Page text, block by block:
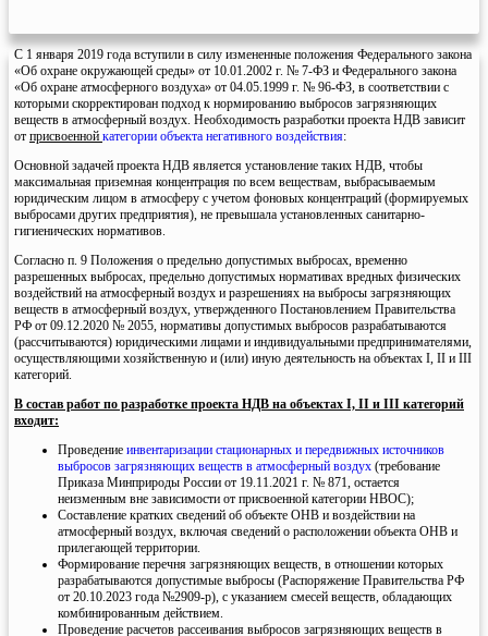
C 1 января 2019 года вступили в силу измененные положения Федерального закона
«Об охране окружающей среды» от 10.01.2002 г. № 7-ФЗ и Федерального закона
«Об охране атмосферного воздуха» от 04.05.1999 г. № 96-ФЗ, в соответствии с
которыми скорректирован подход к нормированию выбросов загрязняющих
веществ в атмосферный воздух. Необходимость разработки проекта НДВ зависит
от присвоенной категории объекта негативного воздействия:
Основной задачей проекта НДВ является установление таких НДВ, чтобы
максимальная приземная концентрация по всем веществам, выбрасываемым
юридическим лицом в атмосферу с учетом фоновых концентраций (формируемых
выбросами других предприятия), не превышала установленных санитарно-
гигиенических нормативов.
Согласно п. 9 Положения о предельно допустимых выбросах, временно
разрешенных выбросах, предельно допустимых нормативах вредных физических
воздействий на атмосферный воздух и разрешениях на выбросы загрязняющих
веществ в атмосферный воздух, утвержденного Постановлением Правительства
РФ от 09.12.2020 № 2055, нормативы допустимых выбросов разрабатываются
(рассчитываются) юридическими лицами и индивидуальными предпринимателями,
осуществляющими хозяйственную и (или) иную деятельность на объектах I, II и III
категорий.
В состав работ по разработке проекта НДВ на объектах I, II и III категорий
входит:
Проведение инвентаризации стационарных и передвижных источников
выбросов загрязняющих веществ в атмосферный воздух (требование
Приказа Минприроды России от 19.11.2021 г. № 871, остается
неизменным вне зависимости от присвоенной категории НВОС);
Составление кратких сведений об объекте ОНВ и воздействии на
атмосферный воздух, включая сведений о расположении объекта ОНВ и
прилегающей территории.
Формирование перечня загрязняющих веществ, в отношении которых
разрабатываются допустимые выбросы (Распоряжение Правительства РФ
от 20.10.2023 года №2909-р), с указанием смесей веществ, обладающих
комбинированным действием.
Проведение расчетов рассеивания выбросов загрязняющих веществ в